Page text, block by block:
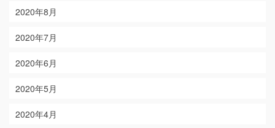
2020年8月
2020年7月
2020年6月
2020年5月
2020年4月